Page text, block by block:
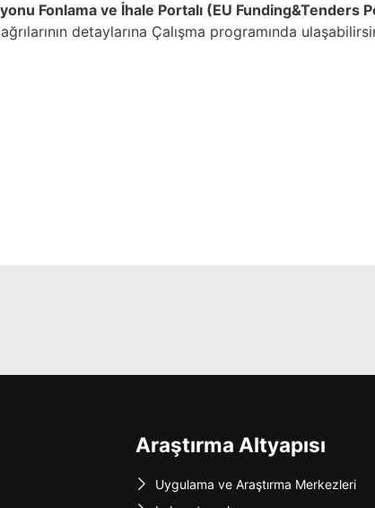
Fonlama ve İhale Portalı (EU Funding&Tenders
detaylarına Çalışma programında
Araştırma Altyapısı
Uygulama ve Araştırma Merkezleri